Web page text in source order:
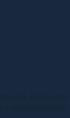
och 2024